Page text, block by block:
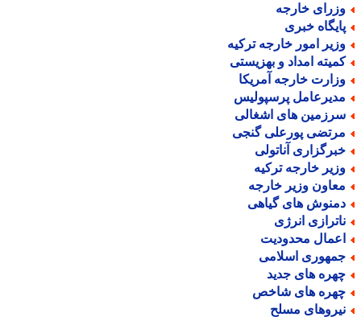
خارجه
خبری
امور خارجه ترکیه
امداد و بهزیستی
خارجه آمریکا
پرسپولیس
های اشغالی
پورعلی گنجی
آناتولی
خارجه ترکیه
وزیر خارجه
های گیاهی
انرژی
محدودیت
اسلامی
های جدید
های شاخص
مسلح